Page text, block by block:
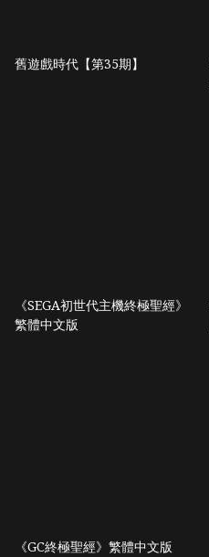
舊遊戲時代【第35期】
《SEGA初世代主機終極聖經》
繁體中文版
《GC終極聖經》繁體中文版